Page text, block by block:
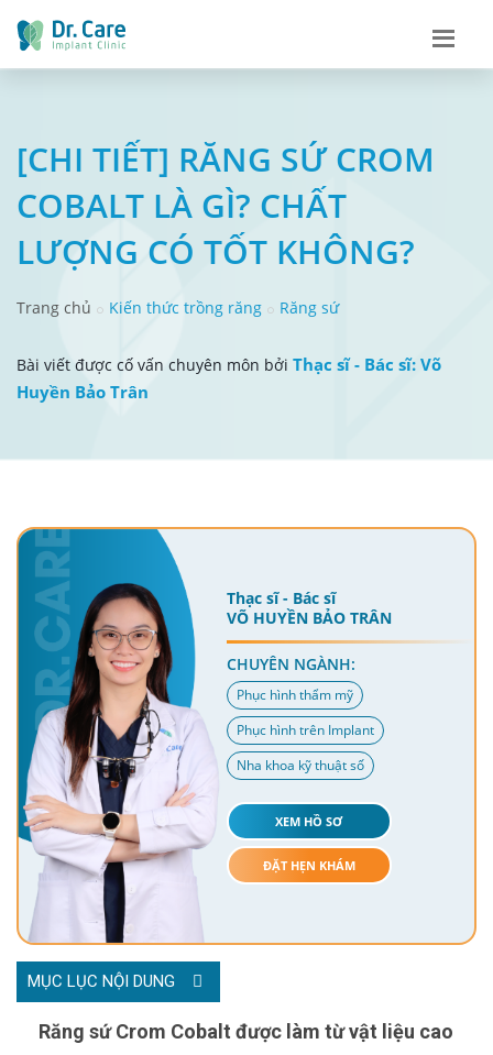
[CHI TIẾT] RĂNG SỨ CROM
COBALT LÀ GÌ? CHẤT
LƯỢNG CÓ TỐT KHÔNG?
Trang chủ Kiến thức trồng răng Răng sứ
Bài viết được cố vấn chuyên môn bởi Thạc sĩ - Bác sĩ: Võ
Huyền Bảo Trân
Thạc sĩ - Bác sĩ
VÕ HUYỀN BẢO TRÂN
CHUYÊN NGÀNH:
Phục hình thẩm mỹ
Phục hình trên Implant
Nha khoa kỹ thuật số
XEM HỒ SƠ
ĐẶT HẸN KHÁM
MỤC LỤC NỘI DUNG
Răng sứ Crom Cobalt được làm từ vật liệu cao